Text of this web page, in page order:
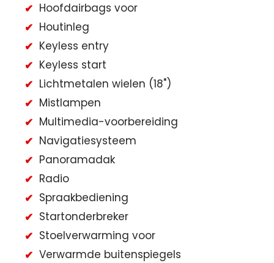
Hoofdairbags voor
Houtinleg
Keyless entry
Keyless start
Lichtmetalen wielen (18")
Mistlampen
Multimedia-voorbereiding
Navigatiesysteem
Panoramadak
Radio
Spraakbediening
Startonderbreker
Stoelverwarming voor
Verwarmde buitenspiegels